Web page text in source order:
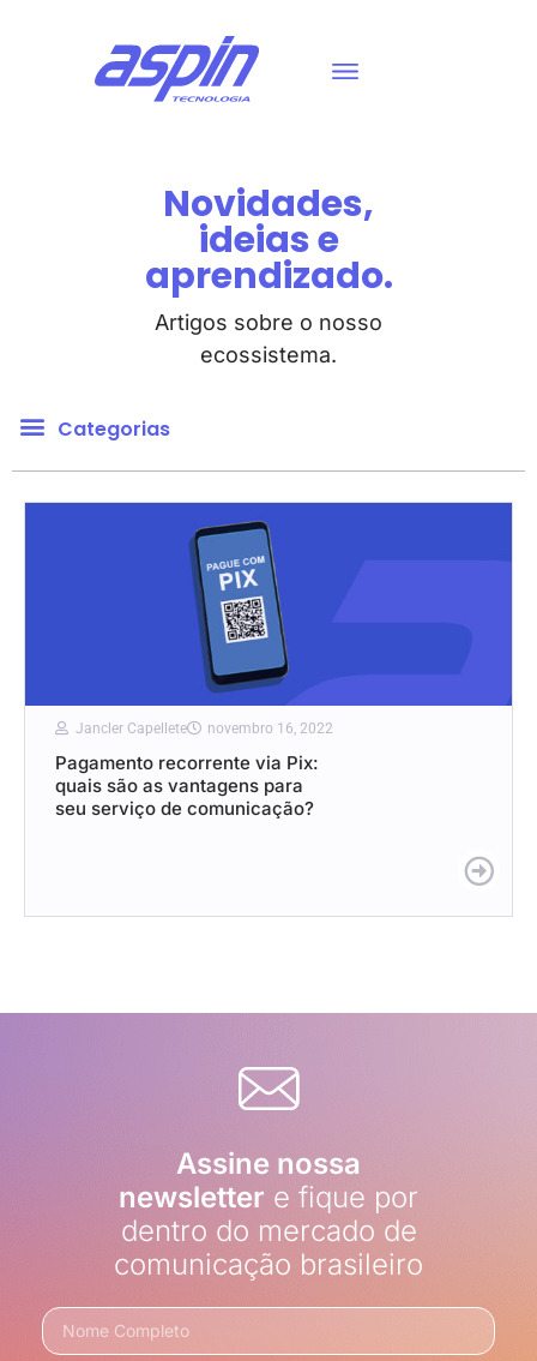
Novidades,
ideias e
aprendizado.
Artigos sobre o nosso
ecossistema.
Categorias
Jancler Capellete novembro 16, 2022
Pagamento recorrente via Pix:
quais são as vantagens para
seu serviço de comunicação?
Assine nossa
newsletter e fique por
dentro do mercado de
comunicação brasileiro